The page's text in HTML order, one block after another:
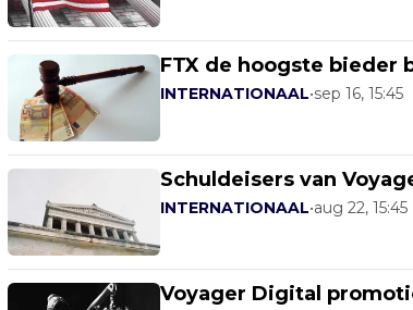
FTX de hoogste bieder
INTERNATIONAAL•sep 16, 15:45
Schuldeisers van
INTERNATIONAAL•aug 22, 15:45
Voyager Digital